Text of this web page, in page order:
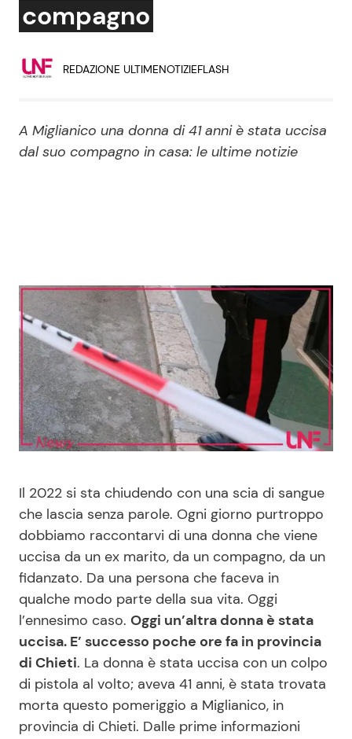
Economia
Persone Scomparse
Soap Opera
News Musica
News Spettacolo
Benessere
Casa
Mondo Mamma
News benessere
Salute
Viaggi e Turismo
Festività
Cucina e Ricette
Consigli di Cucina
Le Ricette in TV
Primi Piatti
Ricette Facili e Veloci
Ricette Feste
Ricette per Bambini
compagno
REDAZIONE ULTIMENOTIZIEFLASH
A Miglianico una donna di 41 anni è stata uccisa
dal suo compagno in casa: le ultime notizie
Il 2022 si sta chiudendo con una scia di sangue
che lascia senza parole. Ogni giorno purtroppo
dobbiamo raccontarvi di una donna che viene
uccisa da un ex marito, da un compagno, da un
fidanzato. Da una persona che faceva in
qualche modo parte della sua vita. Oggi
l’ennesimo caso. Oggi un’altra donna è stata
uccisa. E’ successo poche ore fa in provincia
di Chieti. La donna è stata uccisa con un colpo
di pistola al volto; aveva 41 anni, è stata trovata
morta questo pomeriggio a Miglianico, in
provincia di Chieti. Dalle prime informazioni